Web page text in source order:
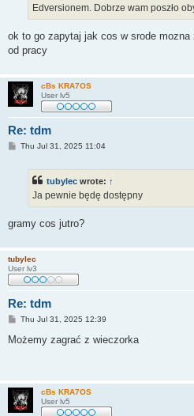
Edversionem. Dobrze wam poszło
ok to go zapytaj jak cos w srode
od pracy
cBs KRA7OS
User lv5
Re: tdm
PThu Jul 31, 2025 11:04
tubylec wrote: ↑
Ja pewnie będę dostępny
gramy cos jutro?
tubylec
User lv3
Re: tdm
P
s
Thu Jul 31, 2025 12:39
Możemy zagrać z wieczorka
cBs KRA7OS
User lv5